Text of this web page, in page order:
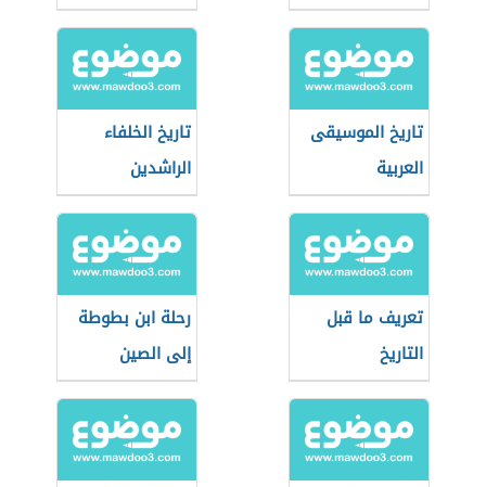
تاريخ الموسيقى
العربية
تاريخ الخلفاء
الراشدين
تعريف ما قبل
التاريخ
رحلة ابن بطوطة
إلى الصين